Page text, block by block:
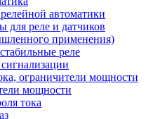
автоматики
для реле и датчиков
применения)
реле
ограничители мощности
мощности
тока